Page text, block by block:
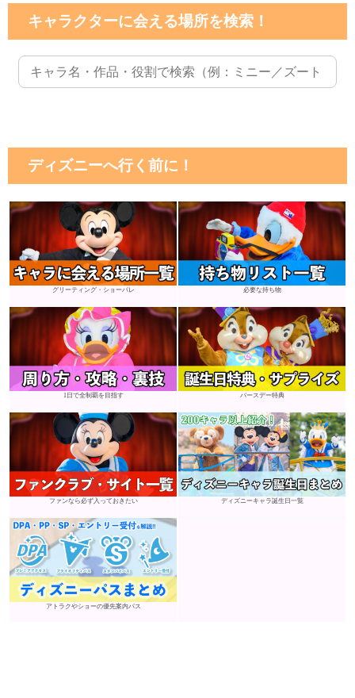
キャラクターに会える場所を検索！
ディズニーへ行く前に！
グリーティング・ショーパレ 必要な持ち物
1日で全制覇を目指す バースデー特典
ファンなら必ず入っておきたい ディズニーキャラ誕生日一覧
アトラクやショーの優先案内パス